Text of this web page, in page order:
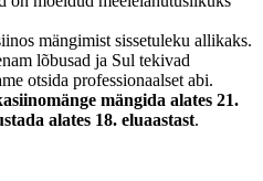
mängimist sissetuleku allikaks.
lõbusad ja Sul tekivad
otsida professionaalset abi.
mängida alates 21.
alates 18. eluaastast.